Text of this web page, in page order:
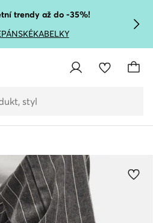
trendy až do -35%!
PÁNSKÉKABELKY
styl